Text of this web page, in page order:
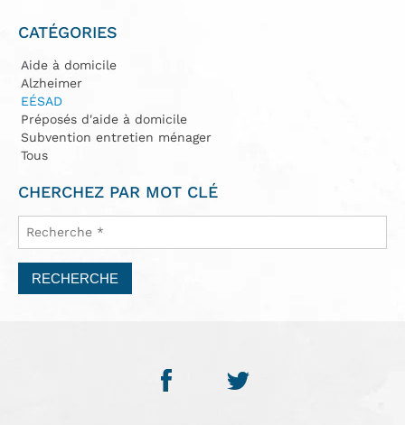
CATÉGORIES
Aide à domicile
Alzheimer
EÉSAD
Préposés d'aide à domicile
Subvention entretien ménager
Tous
CHERCHEZ PAR MOT CLÉ
RECHERCHE